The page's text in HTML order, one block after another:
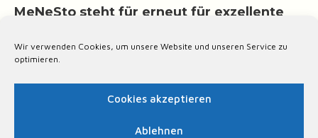
Wir verwenden Cookies, um unsere Website und unseren Service zu
optimieren.
Cookies akzeptieren
Ablehnen
MeNeSto steht für erneut für exzellente
ALLGEMEIN